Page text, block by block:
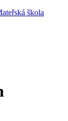
škola